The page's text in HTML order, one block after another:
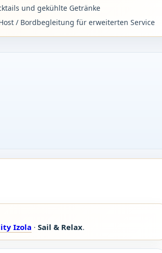
und gekühlte Getränke
/ Bordbegleitung für erweiterten Service
Izola · Sail & Relax.